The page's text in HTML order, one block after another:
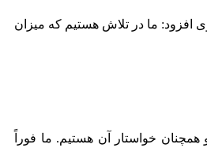
روزانه غزه را تأمین می‌کرد، که بالغ بر ۱۰۰۰۰۰ متر مکعب آب در روز بود. وی افزود: ما در تلاش هستیم که میزان
خواستار آن هستیم. ما فوراً